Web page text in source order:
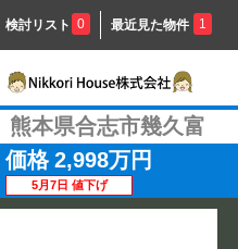
検討リスト 0 最近見た物件 1
熊本県合志市幾久富
価格 2,998万円
5月7日 値下げ